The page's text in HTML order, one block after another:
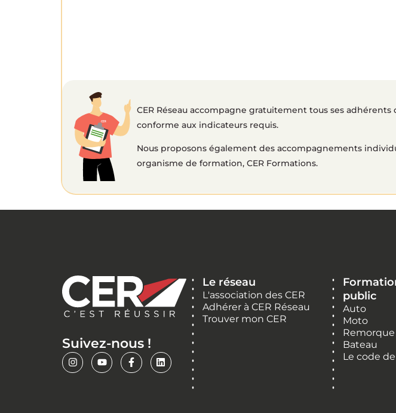
CER Réseau accompagne gratuitement tous ses
conforme aux indicateurs requis.
Nous proposons également des accompagnements
organisme de formation, CER Formations.
Suivez-nous !
Le réseau
L'association des CER
Adhérer à CER Réseau
Trouver mon CER
public
Auto
Moto
Remorque
Bateau
Le code